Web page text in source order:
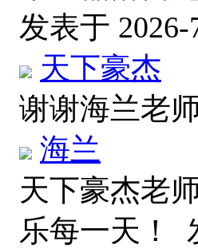
发表于 2026-
天下豪杰
谢谢海兰老
海兰
天下豪杰老
乐每一天！